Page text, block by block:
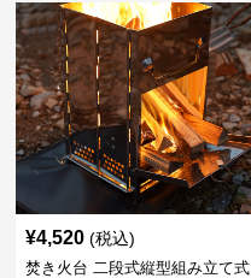
¥4,520 (税込)
焚き火台 二段式縦型組み立て式